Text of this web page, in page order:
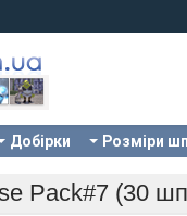
Добірки Розміри
Pack#7 (30